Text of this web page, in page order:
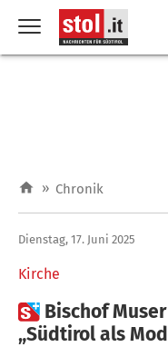
» Chronik
Kirche
Dienstag, 17. Juni 2025
 Bischof
„Südtirol als